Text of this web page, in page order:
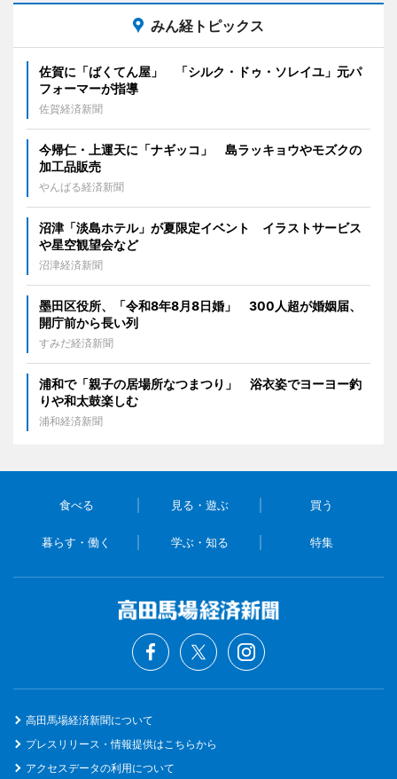
みん経トピックス
佐賀に「ばくてん屋」 「シルク・ドゥ・ソレイユ」元パ
フォーマーが指導
佐賀経済新聞
今帰仁・上運天に「ナギッコ」 島ラッキョウやモズクの
加工品販売
やんばる経済新聞
沼津「淡島ホテル」が夏限定イベント イラストサービス
や星空観望会など
沼津経済新聞
墨田区役所、「令和8年8月8日婚」 300人超が婚姻届、
開庁前から長い列
すみだ経済新聞
浦和で「親子の居場所なつまつり」 浴衣姿でヨーヨー釣
りや和太鼓楽しむ
浦和経済新聞
食べる 見る・遊ぶ 買う
暮らす・働く 学ぶ・知る 特集
高田馬場経済新聞について
プレスリリース・情報提供はこちらから
アクセスデータの利用について